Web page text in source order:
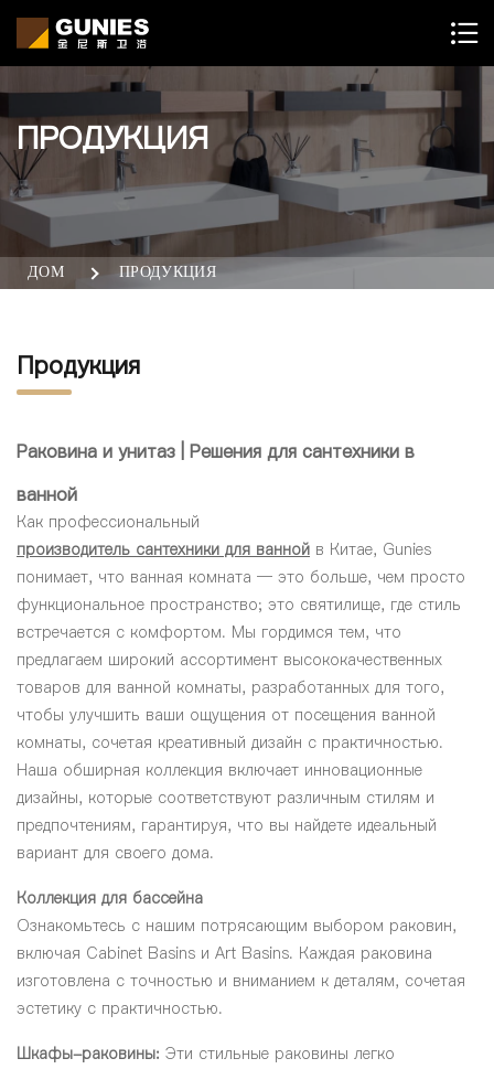
ПРОДУКЦИЯ
ДОМ ПРОДУКЦИЯ
Продукция
Раковина и унитаз | Решения для сантехники в
ванной
Как профессиональный
производитель сантехники для ванной в Китае, Gunies
понимает, что ванная комната — это больше, чем просто
функциональное пространство; это святилище, где стиль
встречается с комфортом. Мы гордимся тем, что
предлагаем широкий ассортимент высококачественных
товаров для ванной комнаты, разработанных для того,
чтобы улучшить ваши ощущения от посещения ванной
комнаты, сочетая креативный дизайн с практичностью.
Наша обширная коллекция включает инновационные
дизайны, которые соответствуют различным стилям и
предпочтениям, гарантируя, что вы найдете идеальный
вариант для своего дома.
Коллекция для бассейна
Ознакомьтесь с нашим потрясающим выбором раковин,
включая Cabinet Basins и Art Basins. Каждая раковина
изготовлена с точностью и вниманием к деталям, сочетая
эстетику с практичностью.
Шкафы-раковины: Эти стильные раковины легко